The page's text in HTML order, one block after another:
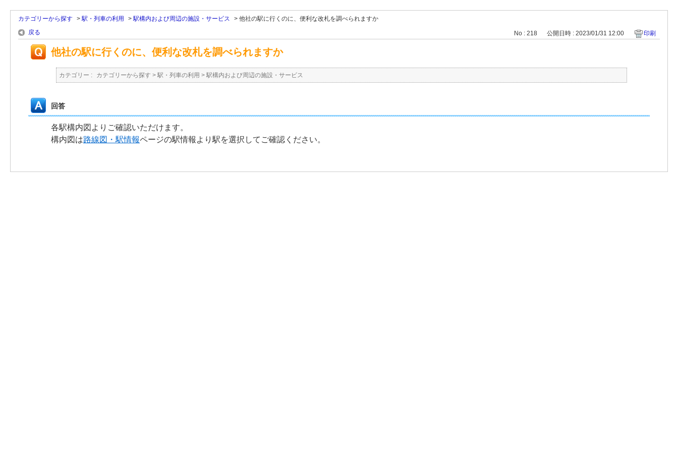
カテゴリーから探す >駅・列車の利用 >駅構内および周辺の施設・サービス > 他社の駅に行くのに、便利な改札を調べられますか
戻る
No : 218 公開日時 : 2023/01/31 12:00 印刷
他社の駅に行くのに、便利な改札を調べられますか
カテゴリー : カテゴリーから探す > 駅・列車の利用 > 駅構内および周辺の施設・サービス
回答
各駅構内図よりご確認いただけます。
構内図は路線図・駅情報ページの駅情報より駅を選択してご確認ください。